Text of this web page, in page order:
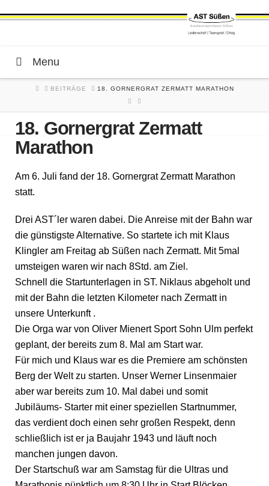
Menu
HOMEBEITRÄGE 18. GORNERGRAT ZERMATT MARATHON
18. Gornergrat Zermatt
Marathon
Am 6. Juli fand der 18. Gornergrat Zermatt Marathon
statt.
Drei AST´ler waren dabei. Die Anreise mit der Bahn war
die günstigste Alternative. So startete ich mit Klaus
Klingler am Freitag ab Süßen nach Zermatt. Mit 5mal
umsteigen waren wir nach 8Std. am Ziel.
Schnell die Startunterlagen in ST. Niklaus abgeholt und
mit der Bahn die letzten Kilometer nach Zermatt in
unsere Unterkunft .
Die Orga war von Oliver Mienert Sport Sohn Ulm perfekt
geplant, der bereits zum 8. Mal am Start war.
Für mich und Klaus war es die Premiere am schönsten
Berg der Welt zu starten. Unser Werner Linsenmaier
aber war bereits zum 10. Mal dabei und somit
Jubiläums- Starter mit einer speziellen Startnummer,
das verdient doch einen sehr großen Respekt, denn
schließlich ist er ja Baujahr 1943 und läuft noch
manchen jungen davon.
Der Startschuß war am Samstag für die Ultras und